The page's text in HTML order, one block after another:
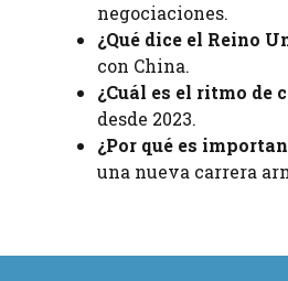
negociaciones.
¿Qué dice el Reino
con China.
¿Cuál es el ritmo de
desde 2023.
¿Por qué es
una nueva carrera